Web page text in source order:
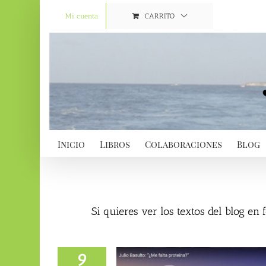
Mi cuenta CARRITO
Inicio Libros Colaboraciones Blog
Si quieres ver los textos del blog en
9